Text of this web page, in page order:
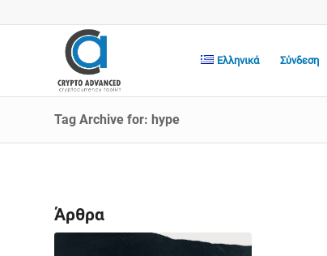
Ελληνικά Σύνδεση
Tag Archive for: hype
Άρθρα